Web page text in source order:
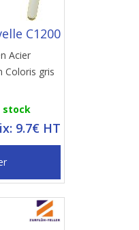
C1200
Acier
Coloris gris
stock
9.7€ HT